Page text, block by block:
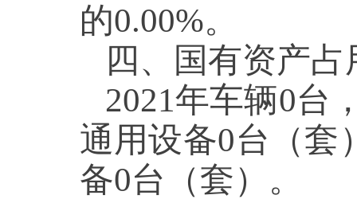
的0.00%。
四、国有资产占
2021年车辆0台
通用设备0台（套
备0台（套）。